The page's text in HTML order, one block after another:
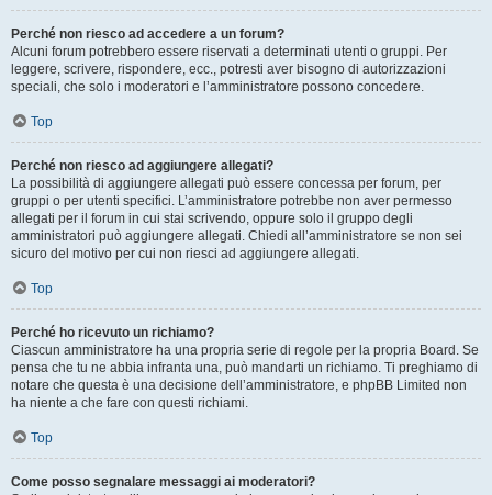
Perché non riesco ad accedere a un forum?
Alcuni forum potrebbero essere riservati a determinati utenti o gruppi. Per
leggere, scrivere, rispondere, ecc., potresti aver bisogno di autorizzazioni
speciali, che solo i moderatori e l’amministratore possono concedere.
Top
Perché non riesco ad aggiungere allegati?
La possibilità di aggiungere allegati può essere concessa per forum, per
gruppi o per utenti specifici. L’amministratore potrebbe non aver permesso
allegati per il forum in cui stai scrivendo, oppure solo il gruppo degli
amministratori può aggiungere allegati. Chiedi all’amministratore se non sei
sicuro del motivo per cui non riesci ad aggiungere allegati.
Top
Perché ho ricevuto un richiamo?
Ciascun amministratore ha una propria serie di regole per la propria Board. Se
pensa che tu ne abbia infranta una, può mandarti un richiamo. Ti preghiamo di
notare che questa è una decisione dell’amministratore, e phpBB Limited non
ha niente a che fare con questi richiami.
Top
Come posso segnalare messaggi ai moderatori?